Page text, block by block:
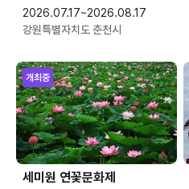
2026.07.17~2026.08.17
강원특별자치도 춘천시
개최중
세미원 연꽃문화제